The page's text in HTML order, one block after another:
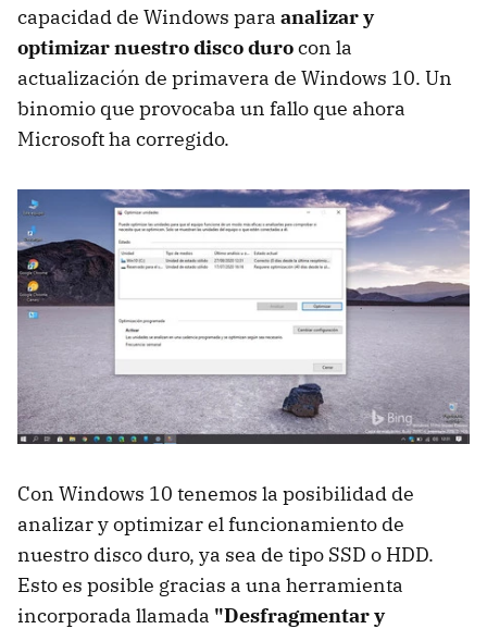
capacidad de Windows para analizar y
optimizar nuestro disco durocon la
actualización de primavera de Windows 10. Un
binomio que provocaba un fallo que ahora
Microsoft ha corregido.
Con Windows 10 tenemos la posibilidad de
analizar y optimizar el funcionamiento de
nuestro disco duro, ya sea de tipo SSD o HDD.
Esto es posible gracias a una herramienta
incorporada llamada "Desfragmentar y